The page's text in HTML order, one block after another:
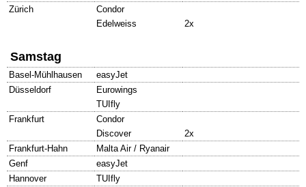
Zürich
Condor
Edelweiss
2x
Samstag
Basel-Mühlhausen
easyJet
Düsseldorf
Eurowings
TUIfly
Frankfurt
Condor
Discover
2x
Frankfurt-Hahn
Malta Air / Ryanair
Genf
easyJet
Hannover
TUIfly